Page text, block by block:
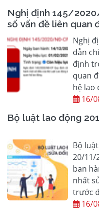
Nghị định 145/
số vấn đề liên quan
Nghị
dẫn
định
quan
hệ lao
16/
Bộ luật lao động
Bộ
20/11/
ban
nhất
trước
16/